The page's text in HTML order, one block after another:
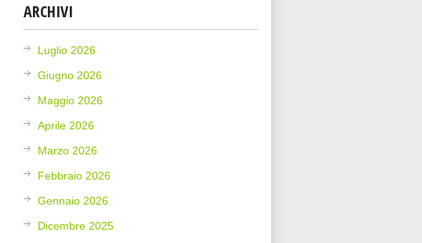
ARCHIVI
Luglio 2026
Giugno 2026
Maggio 2026
Aprile 2026
Marzo 2026
Febbraio 2026
Gennaio 2026
Dicembre 2025